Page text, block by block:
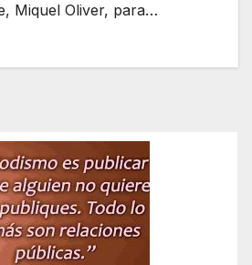
Miquel Oliver, para…